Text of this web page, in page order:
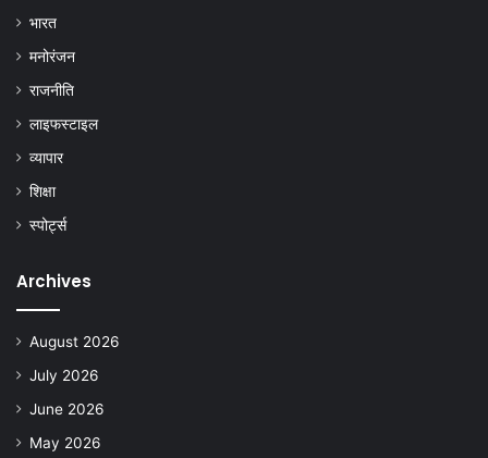
भारत
मनोरंजन
राजनीति
लाइफस्टाइल
व्यापार
शिक्षा
स्पोर्ट्स
Archives
August 2026
July 2026
June 2026
May 2026